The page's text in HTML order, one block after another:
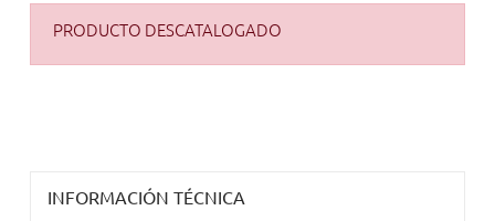
PRODUCTO DESCATALOGADO
INFORMACIÓN TÉCNICA